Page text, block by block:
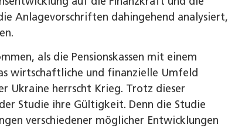
Anlagevorschriften dahingehend analysiert,
als die Pensionskassen mit einem
wirtschaftliche und finanzielle Umfeld
Ukraine herrscht Krieg. Trotz dieser
Studie ihre Gültigkeit. Denn die Studie
verschiedener möglicher Entwicklungen